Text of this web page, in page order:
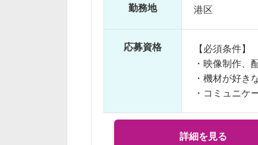
・配信終了後
※残業代全額支
※残業10時間
勤務地 港区
応募資格
【必須条件】
・映像制作、
・機材が好き
・コミュニケ
詳細を見る